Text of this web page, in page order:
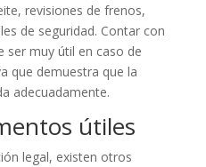
revisiones de frenos,
de seguridad. Contar con
ser muy útil en caso de
que demuestra que la
adecuadamente.
útiles
legal, existen otros